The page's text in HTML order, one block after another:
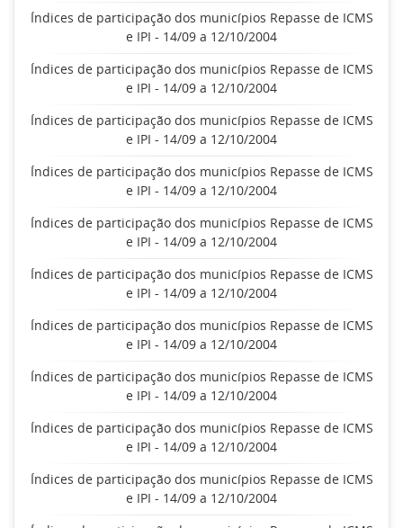
Índices de participação dos municípios Repasse de ICMS
e IPI - 14/09 a 12/10/2004
Índices de participação dos municípios Repasse de ICMS
e IPI - 14/09 a 12/10/2004
Índices de participação dos municípios Repasse de ICMS
e IPI - 14/09 a 12/10/2004
Índices de participação dos municípios Repasse de ICMS
e IPI - 14/09 a 12/10/2004
Índices de participação dos municípios Repasse de ICMS
e IPI - 14/09 a 12/10/2004
Índices de participação dos municípios Repasse de ICMS
e IPI - 14/09 a 12/10/2004
Índices de participação dos municípios Repasse de ICMS
e IPI - 14/09 a 12/10/2004
Índices de participação dos municípios Repasse de ICMS
e IPI - 14/09 a 12/10/2004
Índices de participação dos municípios Repasse de ICMS
e IPI - 14/09 a 12/10/2004
Índices de participação dos municípios Repasse de ICMS
e IPI - 14/09 a 12/10/2004